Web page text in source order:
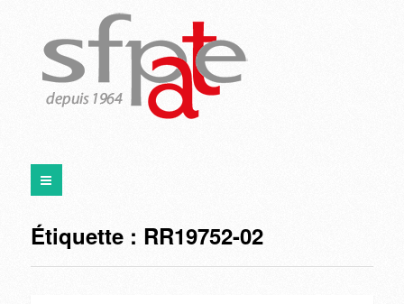
Étiquette : RR19752-02